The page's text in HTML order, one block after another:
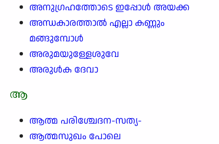
അനുഗ്രഹത്തോടെ ഇപ്പോൾ അയക്ക
അന്ധകാരത്താൽ എല്ലാ കണ്ണും
മങ്ങുമ്പോൾ
അരുമയുള്ളേശുവേ
അരുൾക ദേവാ
ആ
ആത്മ പരിശ്ചേദന-സത്യ-
ആത്മസുഖം പോലെ